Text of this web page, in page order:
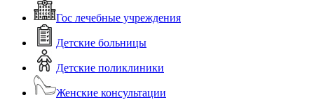
Гос лечебные учреждения
Детские больницы
Детские поликлиники
Женские консультации